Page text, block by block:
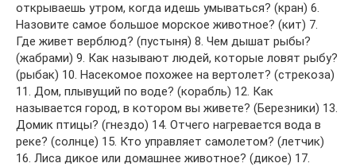
открываешь утром, когда идешь умываться? (кран) 6.
Назовите самое большое морское животное? (кит) 7.
Где живет верблюд? (пустыня) 8. Чем дышат рыбы?
(жабрами) 9. Как называют людей, которые ловят рыбу?
(рыбак) 10. Насекомое похожее на вертолет? (стрекоза)
11. Дом, плывущий по воде? (корабль) 12. Как
называется город, в котором вы живете? (Березники) 13.
Домик птицы? (гнездо) 14. Отчего нагревается вода в
реке? (солнце) 15. Кто управляет самолетом? (летчик)
16. Лиса дикое или домашнее животное? (дикое) 17.